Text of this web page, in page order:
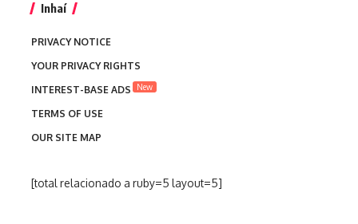
Inhaí
PRIVACY NOTICE
YOUR PRIVACY RIGHTS
INTEREST-BASE ADS
New
TERMS OF USE
OUR SITE MAP
[total relacionado a ruby=5 layout=5]